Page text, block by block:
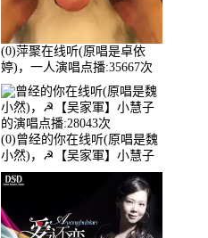
(0)萍聚在线听(原唱是卓依
婷)，一人演唱点播:35667次
(0)曾经的你在线听(原唱是魏
小然)，☭【吴家軍】小慧子
的演唱点播:28043次